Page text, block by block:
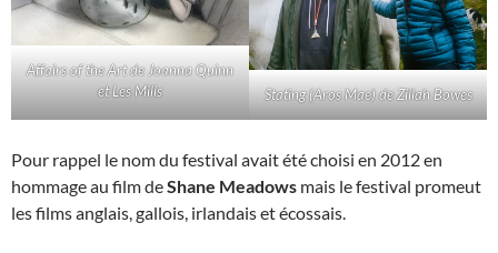
Affairs of the Art de Joanna Quinn
et Les Mills
Stating (Aros Mae) de Zillah Bowes
Pour rappel le nom du festival avait été choisi en 2012 en
hommage au film deShane Meadows mais le festival promeut
les films anglais, gallois, irlandais et écossais.